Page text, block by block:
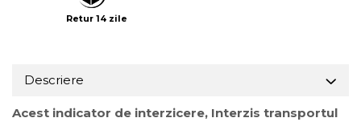
Retur 14 zile
Descriere
Acest indicator de interzicere, Interzis transportul